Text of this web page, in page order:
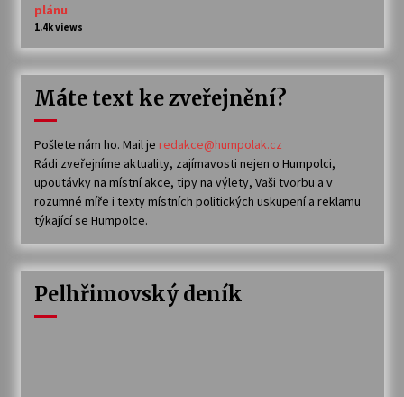
plánu
1.4k views
Máte text ke zveřejnění?
Pošlete nám ho. Mail je redakce@humpolak.cz
Rádi zveřejníme aktuality, zajímavosti nejen o Humpolci,
upoutávky na místní akce, tipy na výlety, Vaši tvorbu a v
rozumné míře i texty místních politických uskupení a reklamu
týkající se Humpolce.
Pelhřimovský deník